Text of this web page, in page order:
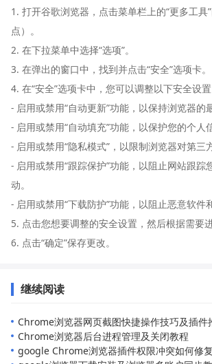
1. 打开谷歌浏览器，点击菜单栏上的“更多工具
点）。
2. 在下拉菜单中选择“选项”。
3. 在弹出的窗口中，找到并点击“安全”选项卡。
4. 在“安全”选项卡中，您可以调整以下安全设置
- 启用或禁用“自动更新”功能，以保持浏览器的
- 启用或禁用“自动填充”功能，以保护您的个人
- 启用或禁用“隐私模式”，以限制浏览器对第三
- 启用或禁用“跟踪保护”功能，以阻止网站跟踪
动。
- 启用或禁用“下载防护”功能，以阻止恶意软件
5. 点击您想要调整的安全设置，然后根据需要进
6. 点击“确定”保存更改。
继续阅读
Chrome浏览器网页截图快捷操作技巧及插件
Chrome浏览器后台进程管理及关闭教程
google Chrome浏览器插件权限冲突如何修复